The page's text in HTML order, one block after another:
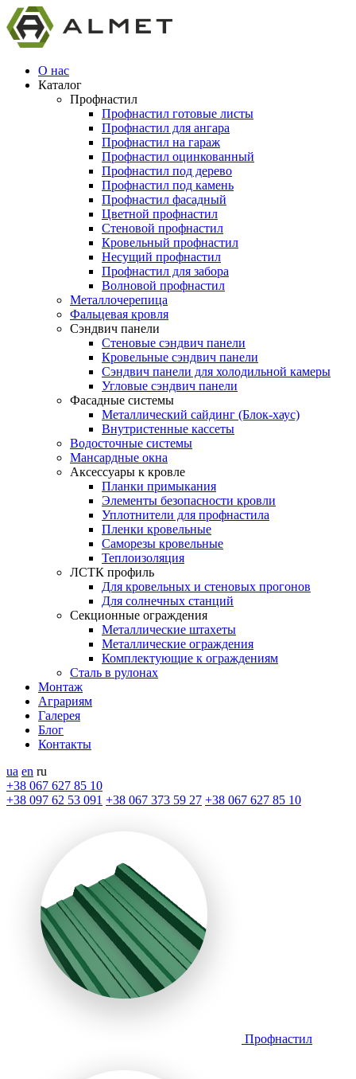
О нас
Каталог
Профнастил
Профнастил готовые листы
Профнастил для ангара
Профнастил на гараж
Профнастил оцинкованный
Профнастил под дерево
Профнастил под камень
Профнастил фасадный
Цветной профнастил
Стеновой профнастил
Кровельный профнастил
Несущий профнастил
Профнастил для забора
Волновой профнастил
Металлочерепица
Фальцевая кровля
Сэндвич панели
Стеновые сэндвич панели
Кровельные сэндвич панели
Сэндвич панели для холодильной камеры
Угловые сэндвич панели
Фасадные системы
Металлический сайдинг (Блок-хаус)
Внутристенные кассеты
Водосточные системы
Мансардные окна
Аксессуары к кровле
Планки примыкания
Элементы безопасности кровли
Уплотнители для профнастила
Пленки кровельные
Саморезы кровельные
Теплоизоляция
ЛСТК профиль
Для кровельных и стеновых прогонов
Для солнечных станций
Секционные ограждения
Металлические штахеты
Металлические ограждения
Комплектующие к ограждениям
Сталь в рулонах
Монтаж
Аграриям
Галерея
Блог
Контакты
ua en ru
+38 067 627 85 10
+38 097 62 53 091 +38 067 373 59 27 +38 067 627 85 10
Профнастил